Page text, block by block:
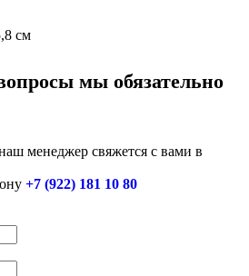
см
мы обязательно
менеджер свяжется с вами в
+7 (922) 181 10 80